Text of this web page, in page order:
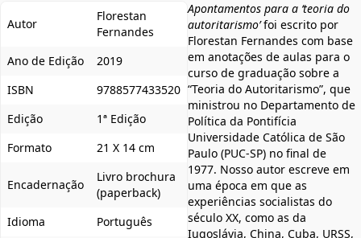
Autor
Florestan
Fernandes
Ano de Edição
2019
ISBN
9788577433520
Edição
1ª Edição
Formato
21 X 14 cm
Encadernação
Livro brochura
(paperback)
Idioma
Português
Apontamentos para a ‘teoria do
autoritarismo’foi escrito por
Florestan Fernandes com base
em anotações de aulas para o
curso de graduação sobre a
“Teoria do Autoritarismo”, que
ministrou no Departamento de
Política da Pontifícia
Universidade Católica de São
Paulo (PUC-SP) no final de
1977. Nosso autor escreve em
uma época em que as
experiências socialistas do
século XX, como as da
Iugoslávia, China, Cuba, URSS,